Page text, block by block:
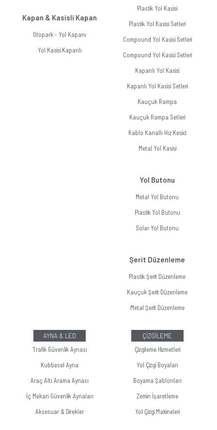
Kapan & Kasisli Kapan
Otopark - Yol Kapanı
Yol Kasisi Kapanlı
Plastik Yol Kasisi
Plastik Yol Kasisi Setleri
Compound Yol Kasisi Setleri
Compound Yol Kasisi Setleri
Kapanlı Yol Kasisi
Kapanlı Yol Kasisi Setleri
Kauçuk Rampa
Kauçuk Rampa Setleri
Kablo Kanallı Hız Kesici
Metal Yol Kasisi
Yol Butonu
Metal Yol Butonu
Plastik Yol Butonu
Solar Yol Butonu
Şerit Düzenleme
Plastik Şerit Düzenleme
Kauçuk Şerit Düzenleme
Metal Şerit Düzenleme
AYNA & LED
Trafik Güvenlik Aynası
Kubbesel Ayna
Araç Altı Arama Aynası
İç Mekan Güvenlik Aynaları
Aksesuar & Direkler
ÇİZGİLEME
Çizgileme Hizmetleri
Yol Çizgi Boyaları
Boyama Şablonları
Zemin İşaretleme
Yol Çizgi Makineleri